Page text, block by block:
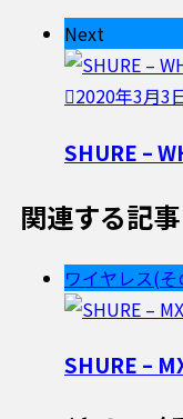
Next
2020年3月3
SHURE –
関連する記事
ワイヤレス(そ
SHURE –